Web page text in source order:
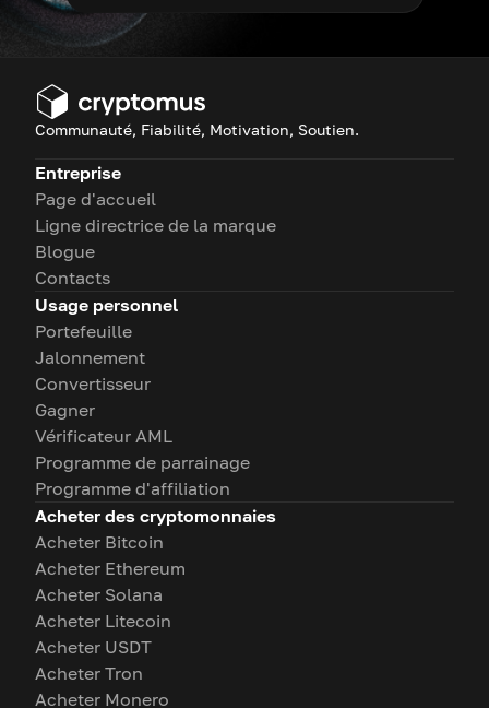
Communauté, Fiabilité, Motivation, Soutien.
Entreprise
Page d'accueil
Ligne directrice de la marque
Blogue
Contacts
Usage personnel
Portefeuille
Jalonnement
Convertisseur
Gagner
Vérificateur AML
Programme de parrainage
Programme d'affiliation
Acheter des cryptomonnaies
Acheter Bitcoin
Acheter Ethereum
Acheter Solana
Acheter Litecoin
Acheter USDT
Acheter Tron
Acheter Monero